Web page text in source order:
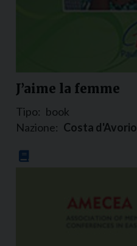
J’aime la femme
Tipo: book
Nazione: Costa d'Avorio